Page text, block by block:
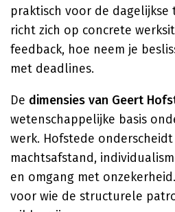
praktisch voor de dagelijkse
richt zich op concrete
feedback, hoe neem je
met deadlines.
De dimensies van Geert
wetenschappelijke basis
werk. Hofstede
machtsafstand,
en omgang met
voor wie de structurele